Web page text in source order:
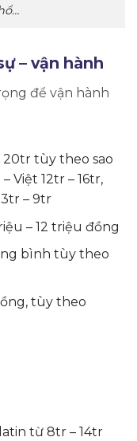
– vận hành
để vận hành
20tr tùy theo sao
Việt 12tr – 16tr,
3tr – 9tr
– 12 triệu đồng
bình tùy theo
tùy theo
từ 8tr – 14tr